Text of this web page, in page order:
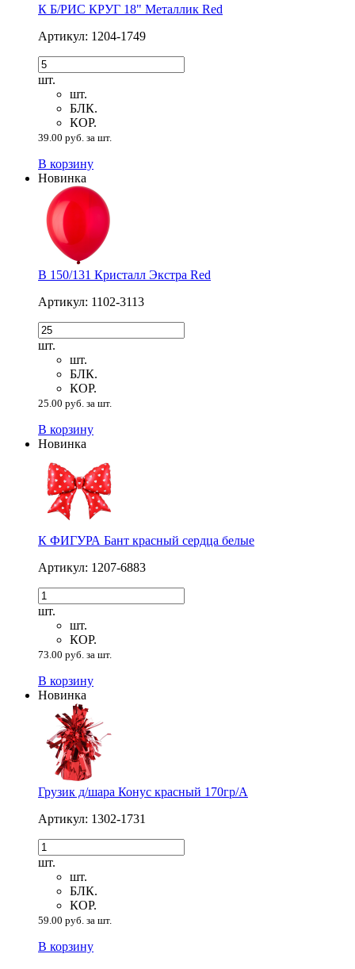
К Б/РИС КРУГ 18" Металлик Red
Артикул: 1204-1749
шт.
шт.
БЛК.
КОР.
39.00 руб. за шт.
В корзину
Новинка
В 150/131 Кристалл Экстра Red
Артикул: 1102-3113
шт.
шт.
БЛК.
КОР.
25.00 руб. за шт.
В корзину
Новинка
К ФИГУРА Бант красный сердца белые
Артикул: 1207-6883
шт.
шт.
КОР.
73.00 руб. за шт.
В корзину
Новинка
Грузик д/шара Конус красный 170гр/A
Артикул: 1302-1731
шт.
шт.
БЛК.
КОР.
59.00 руб. за шт.
В корзину